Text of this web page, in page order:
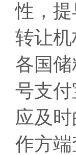
性，
转让
各国
号支
应及
作方